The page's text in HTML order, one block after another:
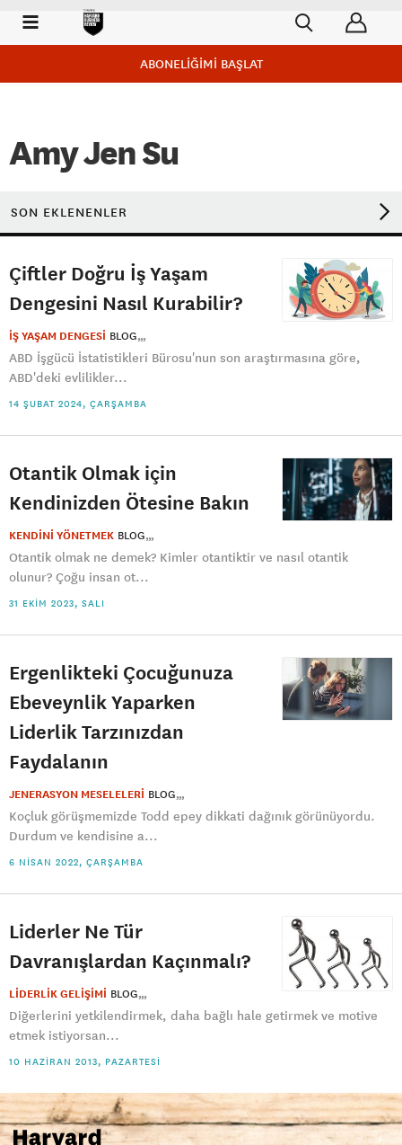
ABONELİĞİMİ BAŞLAT
Amy Jen Su
SON EKLENENLER
Çiftler Doğru İş Yaşam
Dengesini Nasıl Kurabilir?
İŞ YAŞAM DENGESİ BLOG
ABD İşgücü İstatistikleri Bürosu'nun son araştırmasına göre,
ABD'deki evlilikler...
14 ŞUBAT 2024, ÇARŞAMBA
Otantik Olmak için
Kendinizden Ötesine Bakın
KENDİNİ YÖNETMEK BLOG
Otantik olmak ne demek? Kimler otantiktir ve nasıl otantik
olunur? Çoğu insan ot...
31 EKIM 2023, SALI
Ergenlikteki Çocuğunuza
Ebeveynlik Yaparken
Liderlik Tarzınızdan
Faydalanın
JENERASYON MESELELERİ BLOG
Koçluk görüşmemizde Todd epey dikkati dağınık görünüyordu.
Durdum ve kendisine a...
6 NISAN 2022, ÇARŞAMBA
Liderler Ne Tür
Davranışlardan Kaçınmalı?
LİDERLİK GELİŞİMİ BLOG
Diğerlerini yetkilendirmek, daha bağlı hale getirmek ve motive
etmek istiyorsan...
10 HAZIRAN 2013, PAZARTESI